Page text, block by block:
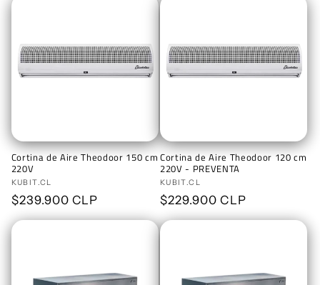
Cortina de Aire Theodoor 150 cm
220V
Proveedor:
KUBIT.CL
Precio
habitual
$239.900 CLP
Cortina de Aire Theodoor 120 cm
220V - PREVENTA
Proveedor:
KUBIT.CL
Precio
habitual
$229.900 CLP